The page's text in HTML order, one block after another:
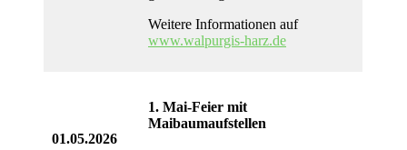
Weitere Informationen auf
www.walpurgis-harz.de
01.05.2026
1. Mai-Feier mit
Maibaumaufstellen